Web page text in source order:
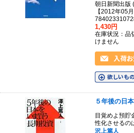
朝日新聞出版
【2012年05
1,430円
在庫状況：品
けません
５年後の日
目覚めよ預貯
性化させるの
沢上篤人